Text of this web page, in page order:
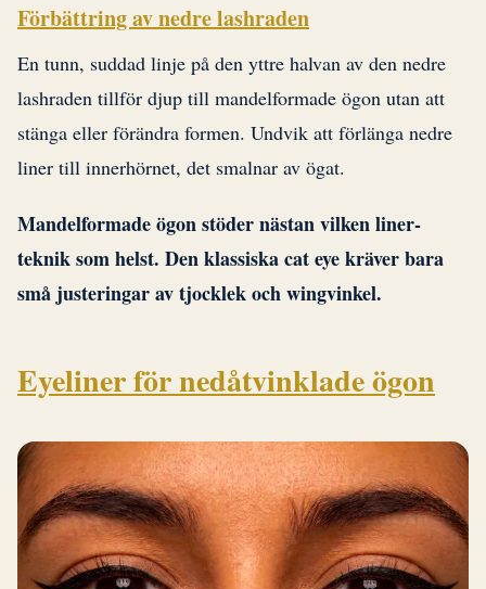
Förbättring av nedre lashraden
En tunn, suddad linje på den yttre halvan av den nedre
lashraden tillför djup till mandelformade ögon utan att
stänga eller förändra formen. Undvik att förlänga nedre
liner till innerhörnet, det smalnar av ögat.
Mandelformade ögon stöder nästan vilken liner-
teknik som helst. Den klassiska cat eye kräver bara
små justeringar av tjocklek och wingvinkel.
Eyeliner för nedåtvinklade ögon